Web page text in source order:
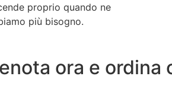
proprio quando ne
più bisogno.
ora e